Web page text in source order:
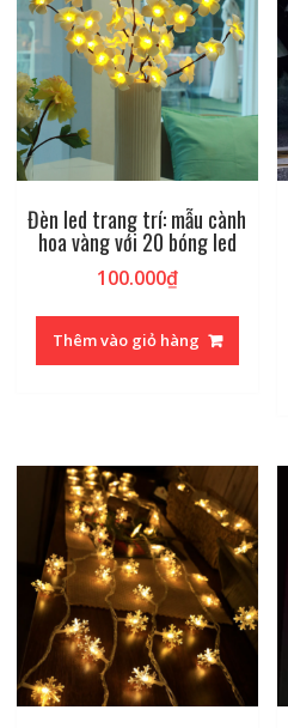
Đèn led trang trí: mẫu cành
hoa vàng với 20 bóng led
100.000₫
Thêm vào giỏ hàng